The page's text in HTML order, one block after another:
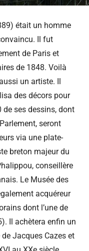
était un homme
Il fut
de Paris et
de 1848. Voilà
un artiste. Il
des décors pour
de ses dessins, dont
seront
via une plate-
breton majeur du
conseillère
Le Musée des
acquéreur
dont l’une de
Il achètera enfin un
Jacques Cazes et